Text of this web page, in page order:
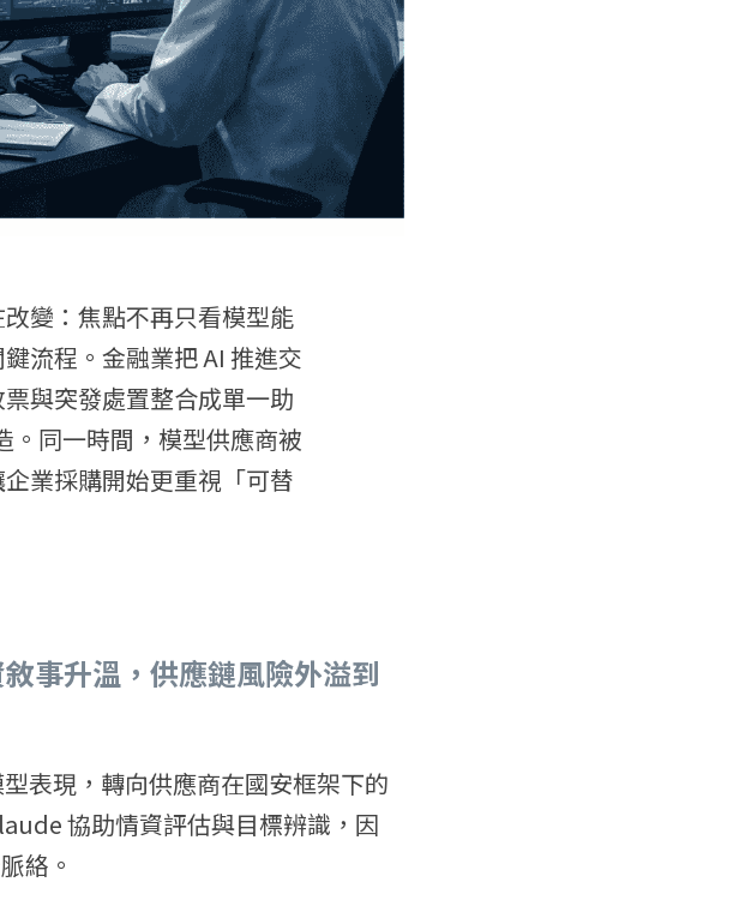
變：焦點不再只看模型能
流程。金融業把 AI 推進交
與突發處置整合成單一助
。同一時間，模型供應商被
業採購開始更重視「可替
事升溫，供應鏈風險外溢到
表現，轉向供應商在國安框架下的
協助情資評估與目標辨識，因
絡。